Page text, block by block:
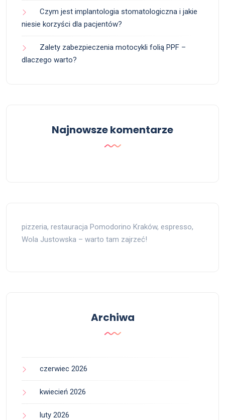
Czym jest implantologia stomatologiczna i jakie
niesie korzyści dla pacjentów?
Zalety zabezpieczenia motocykli folią PPF –
dlaczego warto?
Najnowsze komentarze
pizzeria, restauracja Pomodorino Kraków, espresso,
Wola Justowska – warto tam zajrzeć!
Archiwa
czerwiec 2026
kwiecień 2026
luty 2026